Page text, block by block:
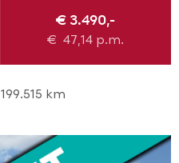
€ 3.490,-
€47,14 p.m.
199.515 km